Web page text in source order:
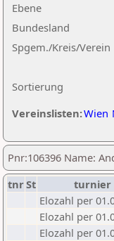
Ebene
Sortierung
Bundesland
Spgem./Kreis/Verein
Vereinslisten:Wien
Pnr:106396 Name:
tnrSt turnier
Elozahl per
Elozahl per
Elozahl per